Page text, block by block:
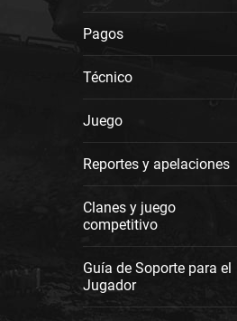
Pagos
Técnico
Juego
Reportes y apelaciones
Clanes y juego
competitivo
Guía de Soporte para el
Jugador